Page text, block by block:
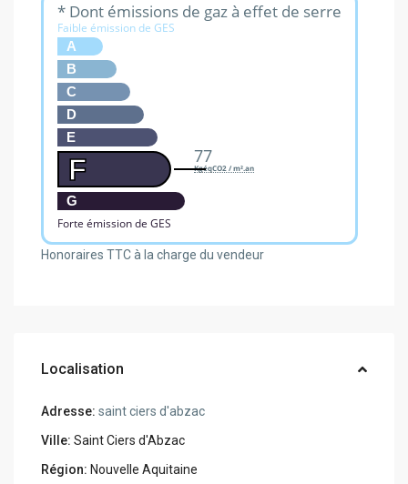
* Dont émissions de gaz à effet de serre
Faible émission de GES
A
B
C
D
E
F
G
Forte émission de GES
77
KgéqCO2 / m².an
Honoraires TTC à la charge du vendeur
Localisation
Adresse: saint ciers d'abzac
Ville: Saint Ciers d'Abzac
Région: Nouvelle Aquitaine